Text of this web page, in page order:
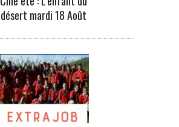
désert mardi 18 Août